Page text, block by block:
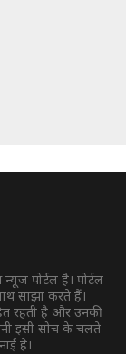
पोर्टल है। पोर्टल
साझा करते हैं।
रहती है और उनकी
इसी सोच के चलते
है।